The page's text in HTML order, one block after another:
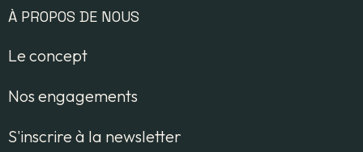
À PROPOS DE NOUS
Le concept
Nos engagements
S'inscrire à la newsletter